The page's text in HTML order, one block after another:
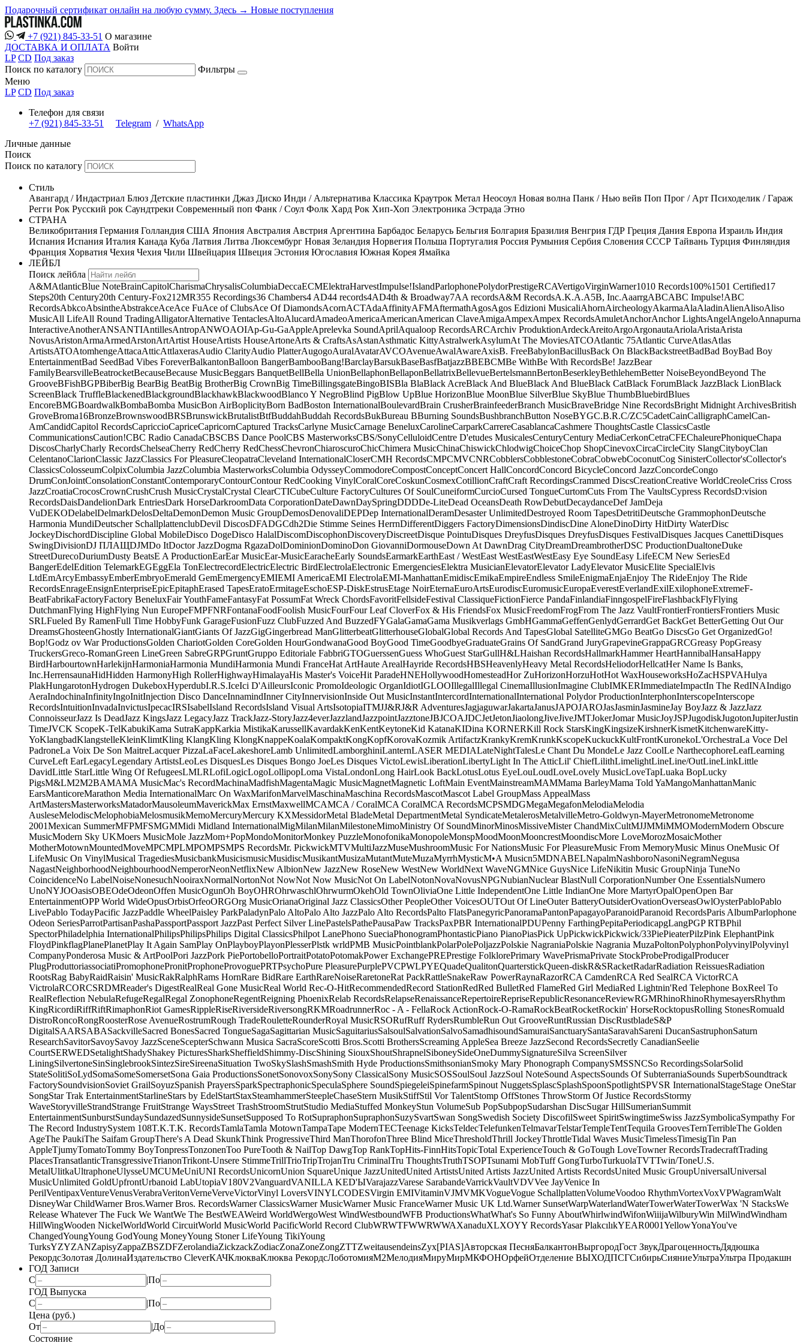
Подарочный сертификат онлайн на любую сумму. Здесь → Новые поступления
+7 (921) 845-33-51 О магазине
ДОСТАВКА И ОПЛАТА Войти
LP CD Под заказ
Поиск по каталогу
Фильтры
Меню
LP CD Под заказ
Телефон для связи
+7 (921) 845-33-51
Telegram / WhatsApp
Личные данные
Поиск
Поиск по каталогу
Стиль
Авангард / Индастриал Блюз Детские пластинки Джаз Диско Инди / Альтернатива Классика Краутрок Метал Неосоул Новая волна Панк / Нью вейв Поп Прог / Арт Психоделик / Гараж
Регги Рок Русский рок Саундтреки Современный поп Фанк / Соул Фолк Хард Рок Хип-Хоп Электроника Эстрада Этно
СТРАНА
Великобритания Германия Голландия США Япония Австралия Австрия Аргентина Барбадос Беларусь Бельгия Болгария Бразилия Венгрия ГДР Греция Дания Европа Израиль Индия
Испания Испания Италия Канада Куба Латвия Литва Люксембург Новая Зеландия Норвегия Польша Португалия Россия Румыния Сербия Словения СССР Тайвань Турция Финляндия
Франция Хорватия Чехия Чехия Чили Швейцария Швеция Эстония Югославия Южная Корея Ямайка
ЛЕЙБЛ
Поиск лейбла
A&MAtlanticBlue NoteBrainCapitolCharismaChrysalisColumbiaDeccaECMElektraHarvestImpulse!IslandParlophonePolydorPrestigeRCAVertigoVirginWarner1010 Records100%1501 Certified17
Steps20th Century20th Century-Fox21 2MR355 Recordings36 Chambers4 AD44 records4AD4th & Broadway7AA recordsA&M RecordsA.K.A.A5B, Inc.AaarrgABCABC Impulse!ABC
RecordsAbkcoAbsintheAbstrakceAceAce FuAce of ClubsAce Of DiamondsAcornACTAdaAffinityAFMAftermathAgosAgos Edizioni MusicaliAhornAircheologyAkarmaAlaAladinAlienAlisoAliso
MusicAll LifeAll Round TradingAlligatorAlternative TentaclesAltoAlucardAmadeoAmericaAmericanAmerican ClaveAmigaAmpexAmpex RecordsAmuletAnchorAnchor LightsAngelAngeloAnnapurna
InteractiveAnotherANSANTIAntillesAntropANWOAOIAp-Gu-GaAppleAprelevka SoundAprilAqualoop RecordsARCArchiv ProduktionArdeckAreitoArgoArgonautaAriolaAristaArista
NovusAristonArmaArmedArstonArtArtist HouseArtists HouseArtoneArts & CraftsAsAstanAsthmatic KittyAstralwerkAsylumAt The MoviesATCOAtlantic 75Atlantic CurveAtlasAtlas
ArtistsATOAtomhengeAttacaAtticAttlaxerasAudio ClarityAudio PlatterAugogoAuralAvatarAVCOAvenueAwalAwareAxisB. FreeBabylonBacillusBack On BlackBackstreetBadBad BoyBad Boy
EntertainmentBad SeedBad Vibes ForeverBalkantonBalloon BangerBambooBang!BarclayBarsukBaseBasfBatjazzBBEBCMBe WithBe With RecordsBe! JazzBear
FamilyBearsvilleBeatrocketBecauseBecause MusicBeggars BanquetBellBella UnionBellaphonBellaponBellatrixBellevueBertelsmannBertonBeserkleyBethlehemBetter NoiseBeyondBeyond The
GrooveBFishBGPBiberBig BearBig BeatBig BrotherBig CrownBig TimeBillingsgateBingoBISBla BlaBlack AcreBlack And BlueBlack And BlueBlack CatBlack ForumBlack JazzBlack LionBlack
ScreenBlack TruffleBlackenedBlackgroundBlackhawkBlackwoodBlanco Y NegroBlind PigBlow UpBlue HorizonBlue MoonBlue SilverBlue SkyBlue ThumbBluebirdBlues
EncoreBMGBoardwalkBombaBomba MusicBon AirBoplicityBorn BadBoston InternationalBoulevardBrain CrusherBrainfeederBranch MusicBraveBridge Nine RecordsBright Midnight ArchivesBritish
GroveBroma16BronzeBrownswoodBRSBrunswickBrutalistBtfBuddahBuddah RecordsBukBureau BBurning SoundsBushbranchButton NoseBYGC.B.R.C/ZC5CadetCainCalligraphCamelCan-
AmCandidCapitol RecordsCapriccioCapriceCapricornCaptured TracksCarlyne MusicCarnage BeneluxCarolineCarparkCarrereCasablancaCashmere ThoughtsCastle ClassicsCastle
CommunicationsCaution!CBC Radio CanadaCBSCBS Dance PoolCBS MasterworksCBS/SonyCelluloidCentre D'etudes MusicalesCenturyCentury MediaCerkonCetraCFEChaleurePhoniqueChapa
DiscosCharlyCharly RecordsChelseaCherry RedCherry RedChessChevronChiaroscuroChicChimera MusicChinaChiswickChlodwigChoiceChop ShopCinevoxCircaCircleCity SlangCityboyClan
CelentanoClarionClassic JazzClassics For PleasureCleopatraCleveland InternationalCloserCMH RecordsCMPCMVCNRCobblersCobblestoneCobraCobwebCoconutCog SinisterCollector'sCollector's
ClassicsColosseumColpixColumbia JazzColumbia MasterworksColumbia OdysseyCommodoreCompostConceptConcert HallConcordConcord BicycleConcord JazzConcordeCongo
DrumConJointConsolationConstantContemporaryContourContour RedCooking VinylCoralCoreCoskunCosmexCotillionCraftCraft RecordingsCrammed DiscsCreationCreative WorldCreoleCriss Cross
JazzCroatiaCrocosCrownCrushCrush MusicCrystalCrystal ClearCTICubeCulture FactoryCultures Of SoulCuneiformCurcioCursed TongueCurtomCuts From The VaultsCypress RecordsD:vision
RecordsDaisDandelionDark EntriesDark HorseDarkroomData CorporationDateDawnDaySpringDDDDe-LiteDead OceansDeath RowDebutDecaydanceDef JamDeja
VuDEKODelabelDelmarkDelosDeltaDemonDemon Music GroupDemosDenovaliDEPDep InternationalDeramDesaster UnlimitedDestroyed Room TapesDetritiDeutsche GrammophonDeutsche
Harmonia MundiDeutscher SchallplattenclubDevil DiscosDFADGCdh2Die Stimme Seines HerrnDifferentDiggers FactoryDimensionsDindiscDine AloneDinoDirty HitDirty WaterDisc
JockeyDischordDiscipline Global MobileDisco DogeDisco HalalDiscomDiscophonDiscoveryDiscreetDisque PointuDisques DreyfusDisques DreyfusDisques FestivalDisques Jacques CanettiDisques
SwingDivisionDJ ПЛАЩDJMDo ItDoctor JazzDogma RgazaDolDominionDominoDon GiovanniDormouseDown At DawnDrag CityDreamDreambrotherDSC ProductionDualtoneDuke
StreetDurecoDuriumDusty BeatsE A ProductionEarEar MusicEar-MusicEaracheEarly SoundsEarmarkEarthEast / WestEast WestEastWestEasy Eye SoundEasy LifeECM New SeriesEd
BangerEdelEdition TelemarkEGEggEla TonElectrecordElectricElectric BirdElectrolaElectronic EmergenciesElektra MusicianElevatorElevator LadyElevator MusicElite SpecialElvis
LtdEmArcyEmbassyEmberEmbryoEmerald GemEmergencyEMIEMI AmericaEMI ElectrolaEMI-ManhattanEmidiscEmikaEmpireEndless SmileEnigmaEnjaEnjoy The RideEnjoy The Ride
RecordsEnrageEnsignEnterpriseEpicEpitaphErased TapesEratoErmitageEschoESP-DiskEstrusEtage NoirEternaEuroArtsEurodiscEuromusicEuropaEverestEverlandExilExilophoneExtremeF-
BeatFabrikaFactoryFactory BeneluxFair YouthFameFantasyFat PossumFat Wreck ChordsFavoritFellsideFestival ClassiqueFictionFierce PandaFinlandiaFinngospelFireFlashbackFlyFlying
DutchmanFlying HighFlying Nun EuropeFMPFNRFontanaFoodFoolish MusicFourFour Leaf CloverFox & His FriendsFox MusicFreedomFrogFrom The Jazz VaultFrontierFrontiersFrontiers Music
SRLFueled By RamenFull Time HobbyFunk GarageFusionFuzz ClubFuzzed And BuzzedFYGalaGamaGama Musikverlags GmbHGammaGeffenGenlydGerrardGet BackGet BetterGetting Out Our
DreamsGhosteenGhostly InternationalGiantGiants Of JazzGigGingerbread ManGlitterbeatGlitterhouseGlobalGlobal Records And TapesGlobal SatelliteGMGo BeatGo DiscsGo Get OrganizedGo!
Bop!Godz ov War ProductionsGolden ChariotGolden CoreGolden HourGondwanaGood BoyGood TimeGoodbyeGraduateGrains Of SandGrand JuryGrapevineGrappaGRCGreasy PopGreasy
TruckersGreco-RomanGreen LineGreen SabreGRPGruntGruppo Editoriale FabbriGTOGuerssenGuess WhoGuest StarGullH&LHaishan RecordsHallmarkHammer HeartHannibalHansaHappy
BirdHarbourtownHarlekijnHarmoniaHarmonia MundiHarmonia Mundi FranceHat ArtHaute ArealHayride RecordsHBSHeavenlyHeavy Metal RecordsHeliodorHellcatHer Name Is Banks,
Inc.HerrensaunaHidHidden HarmonyHigh RollerHighwayHimalayaHis Master's VoiceHit ParadeHNEHollywoodHomesteadHor ZuHorizonHorzuHotHot WaxHouseworksHoZacHSPVAHulya
PlakHungarotonHydrogen DukeboxHyperdubI.R.S.IceIci D'AilleursIconic PromoIdeologic OrganIdiotIGLOOIllegalIllegal CinemaIllusionImagine ClubIMKERImmediateImpactIn The RedINAIndigo
AeraIndochinaInfinityIngoInitInjection Disco DanceInnamindInner CityInnervisionInside Out MusicInstantIntercordInternationalInternational Polydor ProductionInterphonInterscopeInterscope
RecordsIntuitionInvadaInvictusIpecacIRSIsabelIsland RecordsIsland Visual ArtsIsotopiaITMJJ&RJ&R AdventuresJagjaguwarJakartaJanusJAPOJAROJasJasminJasmineJay BoyJazz & JazzJazz
ConnoisseurJazz Is DeadJazz KingsJazz LegacyJazz TrackJazz-StoryJazz4everJazzlandJazzpointJazztoneJBJCOAJDCJetJetonJiaolongJiveJiveJMTJokerJomar MusicJoyJSPJugodiskJugotonJupiterJustin
TimeJVCK ScopeK-TelKabukiKama SutraKappKarkia MistikaKarussellKavardakKenKentKeytoneKid KatanaKIDina KORNERKill Rock StarsKingKingsizeKirshnerKismetKitchenwareKitty-
YoKlangbadKlangstelleKleinKlimtKling KlangKling KlongKnappeKoalaKompaktKongKopfKorovaKozmik ArtifactzKrankyKremKrunkKscopeKuckuckKultFrontKuronekoL'OrchestraLa Voce Del
PadroneLa Voix De Son MaitreLacquer PizzaLaFaceLakeshoreLamb UnlimitedLamborghiniLanternLASER MEDIALateNightTalesLe Chant Du MondeLe Jazz CoolLe NarthecophoreLeafLearning
CurveLeft EarLegacyLegendary ArtistsLeoLes DisquesLes Disques Bongo JoeLes Disques VictoLewisLiberationLibertyLight In The AtticLil' ChiefLilithLimelightLineLine/OutLineLinkLittle
DavidLittle StarLittle Wing Of RefugeesLMLRLofiLogicLogoLollipopLoma VistaLondonLong HairLook BackLotusLotus EyeLouLoudLoveLovely MusicLoveTapLuaka BopLucky
PigsM&LM2M2BAMAMA MusicMac's RecordMachinaMadfishMagentaMagic MusicMagnetMagnetic LoftMain EventMainstreamMAMMama BarleyMama Told YaMangoManhattanManic
EarsManticoreMarathon Media InternationalMarc On WaxMarifonMarvelMaschinaMaschina RecordsMascotMascot Label GroupMass AppealMass
ArtMastersMasterworksMatadorMausoleumMaverickMax ErnstMaxwellMCAMCA / CoralMCA CoralMCA RecordsMCPSMDGMegaMegafonMelodiaMelodia
AusleseMelodiscMelophobiaMelosmusikMemoMercuryMercury KXMessidorMetal BladeMetal DepartmentMetal SyndicateMetalerosMetalvilleMetro-Goldwyn-MayerMetronomeMetronome
2001Mexican SummerMFPMFSMGMMidi Midland InternationalMigMilanMilanMilestoneMimoMinistry Of SoundMinorMinosMissiveMister ChandMixCultMJJMMiMMOModernModern Obscure
MusicModern Sky UKMoers MusicMole JazzMom+PopMondoMonitorMonkey PuzzleMonofonikaMonopoleMonspMoodMoonMooncrestMoondiscMore LoveMorozMosaicMother
MotherMotownMountedMoveMPCMPLMPOMPSMPS RecordsMr. PickwickMTVMultiJazzMuseMushroomMusic For NationsMusic For PleasureMusic From MemoryMusic Minus OneMusic Of
LifeMusic On VinylMusical TragediesMusicbankMusicismusicMusidiscMusikantMusizaMutantMuteMuzaMyrrhMysticM•A Musicn5MDNABELNapalmNashboroNasoniNegramNegusa
NagastNeighborhoodNeighbourhoodNemperorNeonNetflixNew AlbionNew JazzNew RoseNew WestNew WorldNext WaveNGMNice GuysNice LifeNikitin Music GroupNinja TuneNo
CoincidenceNo LabelNoiseNonesuchNooiraxNormalNortonNot NowNot Now MusicNot On LabelNotonNovaNovusNPGNubianNuclear BlastNull CorporationNumber One EssentialsNumero
UnoNYJOOasisOBEOdeOdeonOffen MusicOgunOh BoyOHROhrwaschlOhrwurmOkehOld TownOliviaOne Little IndependentOne Little IndianOne More MartyrOpalOpenOpen Bar
EntertainmentOPP World WideOpusOrbisOrfeoORGOrg MusicOrianaOriginal Jazz ClassicsOther PeopleOther VoicesOUTOut Of LineOuter BatteryOutsiderOvationOverseasOwlOysterPabloPablo
LivePablo TodayPacific JazzPaddle WheelPaisley ParkPaladynPalo AltoPalo Alto JazzPalo Alto RecordsPalto FlatsPanegyricPanoramaPantonPapagayoParanoidParanoid RecordsParis AlbumParlophone
Odeon SeriesParrotPartisanPashaPassportPassport JazzPast Perfect Silver LinePastelsPathePausaPaw TracksPaxPBR InternationalPDUPenny FarthingPepitaPeriodicapgLangPGP RTBPhil
SpectorPhiladelphia InternationalPhilipsPhilipsPhilips Digital ClassicsPhilpot LanePhono SueciaPhonogramPhontasticPiano PianoPiasPick UpPickwickPickwick/33PiePieaterPilzPink ElephantPink
FloydPinkflagPlanePlanetPlay It Again SamPlay OnPlayboyPlayonPlesserPlstk wrldPMB MusicPointblankPolarPolePoljazzPolskie NagraniaPolskie Nagrania MuzaPoltonPolyphonPolyvinylPolyvinyl
CompanyPonderosa Music & ArtPoolPori JazzPork PiePortobelloPortraitPotatoPotomakPower ExchangePREPrestige FolklorePrimary WavePrismaPrivate StockProbeProdigalProducer
PlugProduttoriassociatiPromophonePronitProphoneProvoguePRTPsychoPure PleasurePurplePVCPWLPYEQuadeQualitonQuarterstickQueen-diskR&SRacketRadarRadiation ReissuesRadiation
RootsRag BabyRaidRaisin' MusicRakRalphRams HornRare BidRare EarthRareNoiseRaretoneRat PackRattleSnakeRaw PowerRaynaRazorRCA CamdenRCA Red SealRCA VictorRCA
VictrolaRCORCSRDMReader's DigestRealReal Gone MusicReal World Rec-O-HitRecommendedRecord StationRedRed BulletRed FlameRed Girl MediaRed Lightnin'Red Telephone BoxReel To
RealReflection NebulaRefugeRegalRegal ZonophoneRegentReigning PhoenixRelab RecordsRelapseRenaissanceRepertoireRepriseRepublicResonanceReviewRGMRhinoRhinoRhymesayersRhythm
KingRicordiRiffRiftRimaphonRiot GamesRippleRiseRiversideRiversongRKMRoadrunnerRoc - A - FellaRock ActionRock-O-RamaRockBeatRocketRockin' HorseRocktopusRolling StonesRomuald
DistroRoncoRongRoosterRose AvenueRostrumRough TradeRouletteRounderRoyal MusicRSORufRuff RydersRumbleRun Out GrooveRuntRussian DiscRustbladeS&P
DigitalSAARSABASackvilleSacred BonesSacred TongueSagaSagittarian MusicSaguitariusSalsoulSalvationSalvoSamadhisoundSamuraiSanctuarySantaSaravahSareni DucanSastruphonSaturn
ResearchSavitorSavoySavoy JazzSceneScepterSchwann Musica SacraScoreScotti Bros.Scotti BrothersScreaming AppleSea Breeze JazzSecond RecordsSecretly CanadianSeelie
CourtSERWEDSetalightShadyShakey PicturesSharkSheffieldShimmy-DiscShining SiouxShoutShrapnelSiboneySideOneDummySignatureSilva ScreenSilver
LiningSilvertoneSinSinglebrookSintezSireSireenaSituation TwoSkySlashSmashSmith Hyde ProductionsSmithsonianSmoky Mary Phonograph CompanySMSSNCSo RecordingsSolarSolid
StateSolitiSoLydSomaSomeSomersetSona Gaia ProductionsSonetSonovoxSonySony ClassicalSony MusicSOSSoulSoul JazzSoul NoteSound AspectsSounds Of SubterraniaSounds SuperbSoundtrack
FactorySoundvisionSoviet GrailSoyuzSpanish PrayersSparkSpectraphonicSpeculaSphere SoundSpiegeleiSpinefarmSpinout NuggetsSplascSplashSpoonSpotlightSPVSR InternationalStageStage OneStar
SongStar Trak EntertainmentStarlineStars by EdelStartStaxSteamhammerSteepleChaseStern MusikStiffStil Vor TalentStomp OffStones ThrowStorm Of Justice RecordsStormy
WaveStoryvilleStrandStrange FruitStrange WaysStreet TrashStroomStrutStudio MediaStuffed MonkeyStun VolumeSub PopSubpopSudarshan DiscSugar HillSumerianSummit
EntertainmentSunburstSundaySundazedSunnysideSunsetSupposed To RotSupraphonSupraphonSuzySvartSwan SongSwedish Society DiscofilSweet SpiritSwingtimeSwiss JazzSymbolicaSympathy For
The Record IndustrySystem 108T.K.T.K. RecordsTamlaTamla MotownTampaTape ModernTECTeenage KicksTeldecTelefunkenTelmavarTelstarTempleTentTequila GroovesTernTerribleThe Golden
AgeThe PaukiThe Saifam GroupThere's A Dead SkunkThink ProgressiveThird ManThorofonThree Blind MiceThresholdThrill JockeyThrottleTidal Waves MusicTimelessTimesigTin Pan
AppleTjumyTomatoTommy BoyTonpressTonzonenToo PureTooth & NailTop DawgTop RankTopHits-FinnHitsTopicTotal ExperienceTouch & GoTough LoveTowner RecordsTradecraftTrading
PlacesTransatlanticTransgressiveTrianonTrikont-Unsere StimmeTrillTrioTripTrojanTru CriminalTru ThoughtsTruthTSOPTsunami MobTuff GongTurboTurkuolaTVTTwin/ToneU.S.
MetalUlitkaUltraphoneUlysseUMCUMeUniUNI RecordsUnicornUnion SquareUnique JazzUnitedUnited ArtistsUnited Artists JazzUnited Artists RecordsUnited Music GroupUniversalUniversal
MusicUnlimited GoldUpfrontUrbanoid LabUtopiaV180V2VanguardVANILLA KED'ЫVarajazzVarese SarabandeVarrickVaultVDVVee JayVenice In
PerilVentipaxVentureVenusVerabraVeritonVerneVerveVictorVinyl LoversVINYLCODESVirgin EMIVitaminVJMVMKVogueVogue SchallplattenVolumeVoodoo RhythmVortexVoxVPWagramWalt
DisneyWar ChildWarner Bros.Warner Bros. RecordsWarner ClassicsWarner MusicWarner Music FranceWarner Music UK Ltd.Warner SunsetWarpWaterlandWaterTowerWaterTowerWax 'N StacksWe
Release Whatever The Fuck We WantWe The BestWEAWeird WorldWergoWest WindWestboundWFB ProductionsWhatWhat's So Funny AboutWhirlwindWifonWiiijaWilburyWin MilWindWindham
HillWingWooden NickelWorldWorld CircuitWorld MusicWorld PacificWorld Record ClubWRWTFWWRWWAXanaduXLXOYY RecordsYasar PlakcılıkYEAR0001YellowYonaYou've
ChangedYoungYoung GodYoung MoneyYoung Stoner LifeYoung TikiYoung
TurksYZYZANZapisyZappaZBSZDFZerolandiaZickzackZodiacZonaZoneZongZTTZweitausendeinsZyx[PIAS]Авторская ПесняБалкантонВыргородГост ЗвукДрагоценностьДядюшка
РекордсЗолотая ДолинаИздательство CleverКАЧКлюкваКлюква РекордсЛоботомияМ2МелодияМируМирМКФОНОрфейОтделение ВЫХОДПСГСибирьСияниеУльтраУльтра Продакшн
ГОД Записи
С
|По
ГОД Выпуска
С
|По
Цена (руб.)
От
|До
Состояние